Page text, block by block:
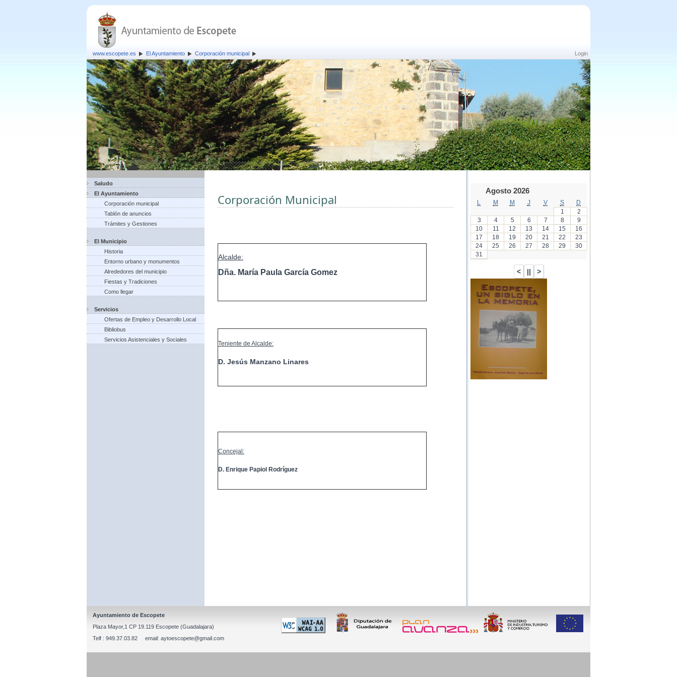
Login
www.escopete.es El Ayuntamiento Corporación municipal
Saludo
El Ayuntamiento
Corporación municipal
Tablón de anuncios
Trámites y Gestiones
El Municipio
Historia
Entorno urbano y monumentos
Alrededores del municipio
Fiestas y Tradiciones
Como llegar
Servicios
Ofertas de Empleo y Desarrollo Local
Bibliobus
Servicios Asistenciales y Sociales
Corporación Municipal
Alcalde:
Dña. María Paula García Gomez
Teniente de Alcalde:
D. Jesús Manzano Linares
Concejal:
D. Enrique Papiol Rodríguez
Agosto 2026
M M J V S
D
1
2
3
4 5 6 7 8
9
10
11 12 13 14 15
16
17
18 19 20 21 22
23
24
25 26 27 28 29
30
31
Ayuntamiento de Escopete
Plaza Mayor,1 CP 19.119 Escopete (Guadalajara)
Telf : 949.37.03.82 email: aytoescopete@gmail.com